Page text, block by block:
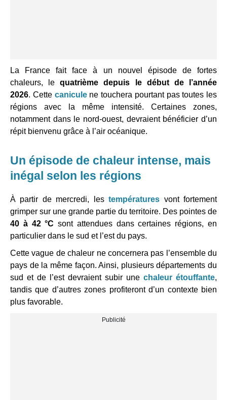
La France fait face à un nouvel épisode de fortes
chaleurs, lequatrième depuis le début de l’année
2026. Cette caniculene touchera pourtant pas toutes les
régions avec la même intensité. Certaines zones,
notamment dans le nord-ouest, devraient bénéficier d’un
répit bienvenu grâce à l’air océanique.
Un épisode de chaleur intense, mais
inégal selon les régions
À partir de mercredi, lestempératures vont fortement
grimper sur une grande partie du territoire. Des pointes de
40 à 42 °C sont attendues dans certaines régions, en
particulier dans le sud et l’est du pays.
Cette vague de chaleur ne concernera pas l’ensemble du
pays de la même façon. Ainsi, plusieurs départements du
sud et de l’est devraient subir une chaleur étouffante,
tandis que d’autres zones profiteront d’un contexte bien
plus favorable.